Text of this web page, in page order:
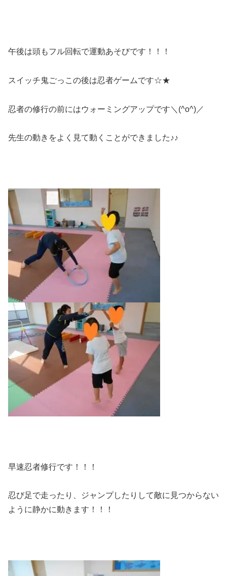
午後は頭もフル回転で運動あそびです！！！
スイッチ鬼ごっこの後は忍者ゲームです☆★
忍者の修行の前にはウォーミングアップです＼(^o^)／
先生の動きをよく見て動くことができました♪♪
早速忍者修行です！！！
忍び足で走ったり、ジャンプしたりして敵に見つからない
ように静かに動きます！！！